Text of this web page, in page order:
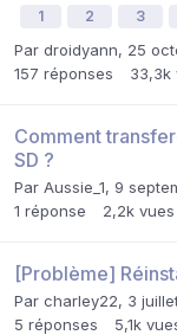
1 2 3
Par droidyann, 25
157 réponses 33,3k
Comment
SD ?
Par Aussie_1, 9
1 réponse 2,2k vues
[Problème]
Par charley22, 3
5 réponses 5,1k